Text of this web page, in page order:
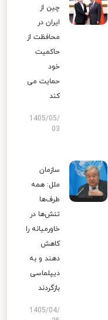
چین از
ایران در
محافظت از
حاکمیت
خود
حمایت می
کند
1405/05/
03
سازمان
ملل: همه
طرف‌ها
تنش‌ها در
خاورمیانه را
کاهش
دهند و به
دیپلماسی
بازگردند
1405/04/